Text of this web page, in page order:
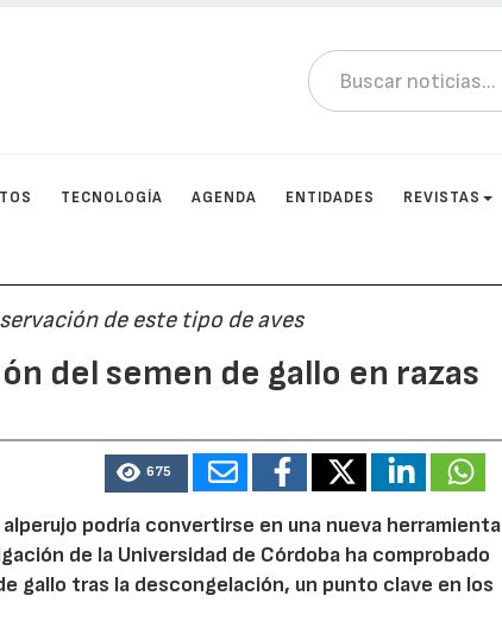
TECNOLOGÍA AGENDA ENTIDADES REVISTAS
de este tipo de aves
del semen de gallo en razas
675
podría convertirse en una nueva herramienta
de la Universidad de Córdoba ha comprobado
gallo tras la descongelación, un punto clave en los